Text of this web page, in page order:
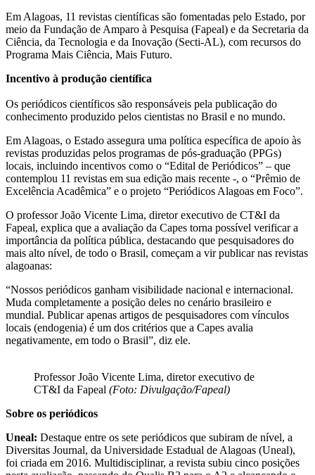
Em Alagoas, 11 revistas científicas são fomentadas pelo Estado, por
meio da Fundação de Amparo à Pesquisa (Fapeal) e da Secretaria da
Ciência, da Tecnologia e da Inovação (Secti-AL), com recursos do
Programa Mais Ciência, Mais Futuro.
Incentivo à produção científica
Os periódicos científicos são responsáveis pela publicação do
conhecimento produzido pelos cientistas no Brasil e no mundo.
Em Alagoas, o Estado assegura uma política específica de apoio às
revistas produzidas pelos programas de pós-graduação (PPGs)
locais, incluindo incentivos como o “Edital de Periódicos” – que
contemplou 11 revistas em sua edição mais recente -, o “Prêmio de
Excelência Acadêmica” e o projeto “Periódicos Alagoas em Foco”.
O professor João Vicente Lima, diretor executivo de CT&I da
Fapeal, explica que a avaliação da Capes torna possível verificar a
importância da política pública, destacando que pesquisadores do
mais alto nível, de todo o Brasil, começam a vir publicar nas revistas
alagoanas:
“Nossos periódicos ganham visibilidade nacional e internacional.
Muda completamente a posição deles no cenário brasileiro e
mundial. Publicar apenas artigos de pesquisadores com vínculos
locais (endogenia) é um dos critérios que a Capes avalia
negativamente, em todo o Brasil”, diz ele.
Professor João Vicente Lima, diretor executivo de
CT&I da Fapeal (Foto: Divulgação/Fapeal)
Sobre os periódicos
Uneal: Destaque entre os sete periódicos que subiram de nível, a
Diversitas Journal, da Universidade Estadual de Alagoas (Uneal),
foi criada em 2016. Multidisciplinar, a revista subiu cinco posições